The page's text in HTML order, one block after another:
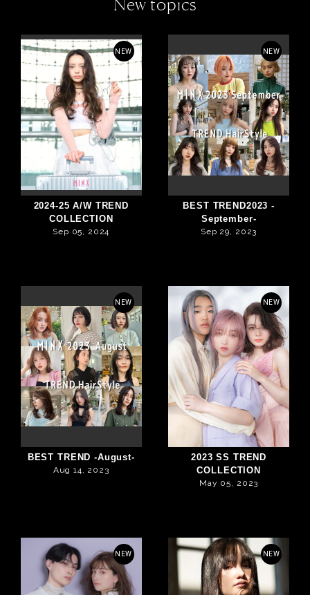
New topics
NEW
2024-25 A/W TREND
COLLECTION
Sep 05, 2024
NEW
BEST TREND2023 -
September-
Sep 29, 2023
NEW
BEST TREND -August-
Aug 14, 2023
NEW
2023 SS TREND
COLLECTION
May 05, 2023
NEW NEW